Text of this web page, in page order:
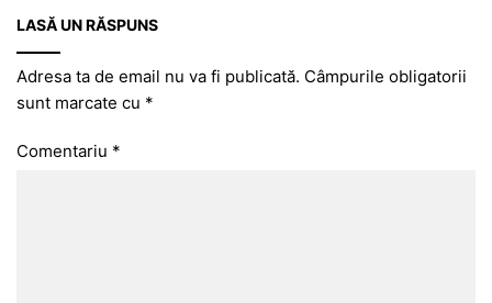
LASĂ UN RĂSPUNS
Adresa ta de email nu va fi publicată. Câmpurile obligatorii
sunt marcate cu *
Comentariu *